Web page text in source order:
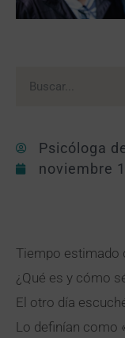
Psicóloga
noviembre
Tiempo estimado
¿Qué es y cómo
El otro día
Lo definían como